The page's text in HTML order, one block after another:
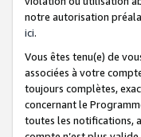
notre autorisation
ici.
Vous êtes tenu(e) de
associées à votre
toujours complètes,
concernant le
toutes les notifications,